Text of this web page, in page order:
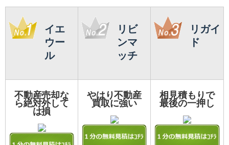
イエ
ウー
ル
リビ
ンマ
ッチ
リガイ
ド
不動産売却な
ら絶対外して
は損
やはり不動産
買取に強い
相見積もりで
最後の一押し